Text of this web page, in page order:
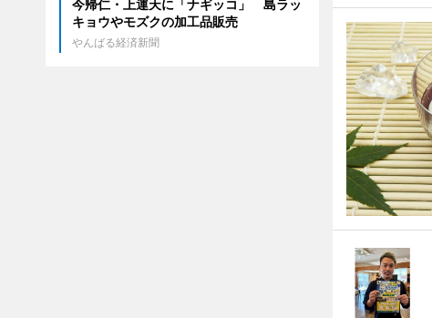
今帰仁・上運天に「ナギッコ」 島ラッ
キョウやモズクの加工品販売
やんばる経済新聞